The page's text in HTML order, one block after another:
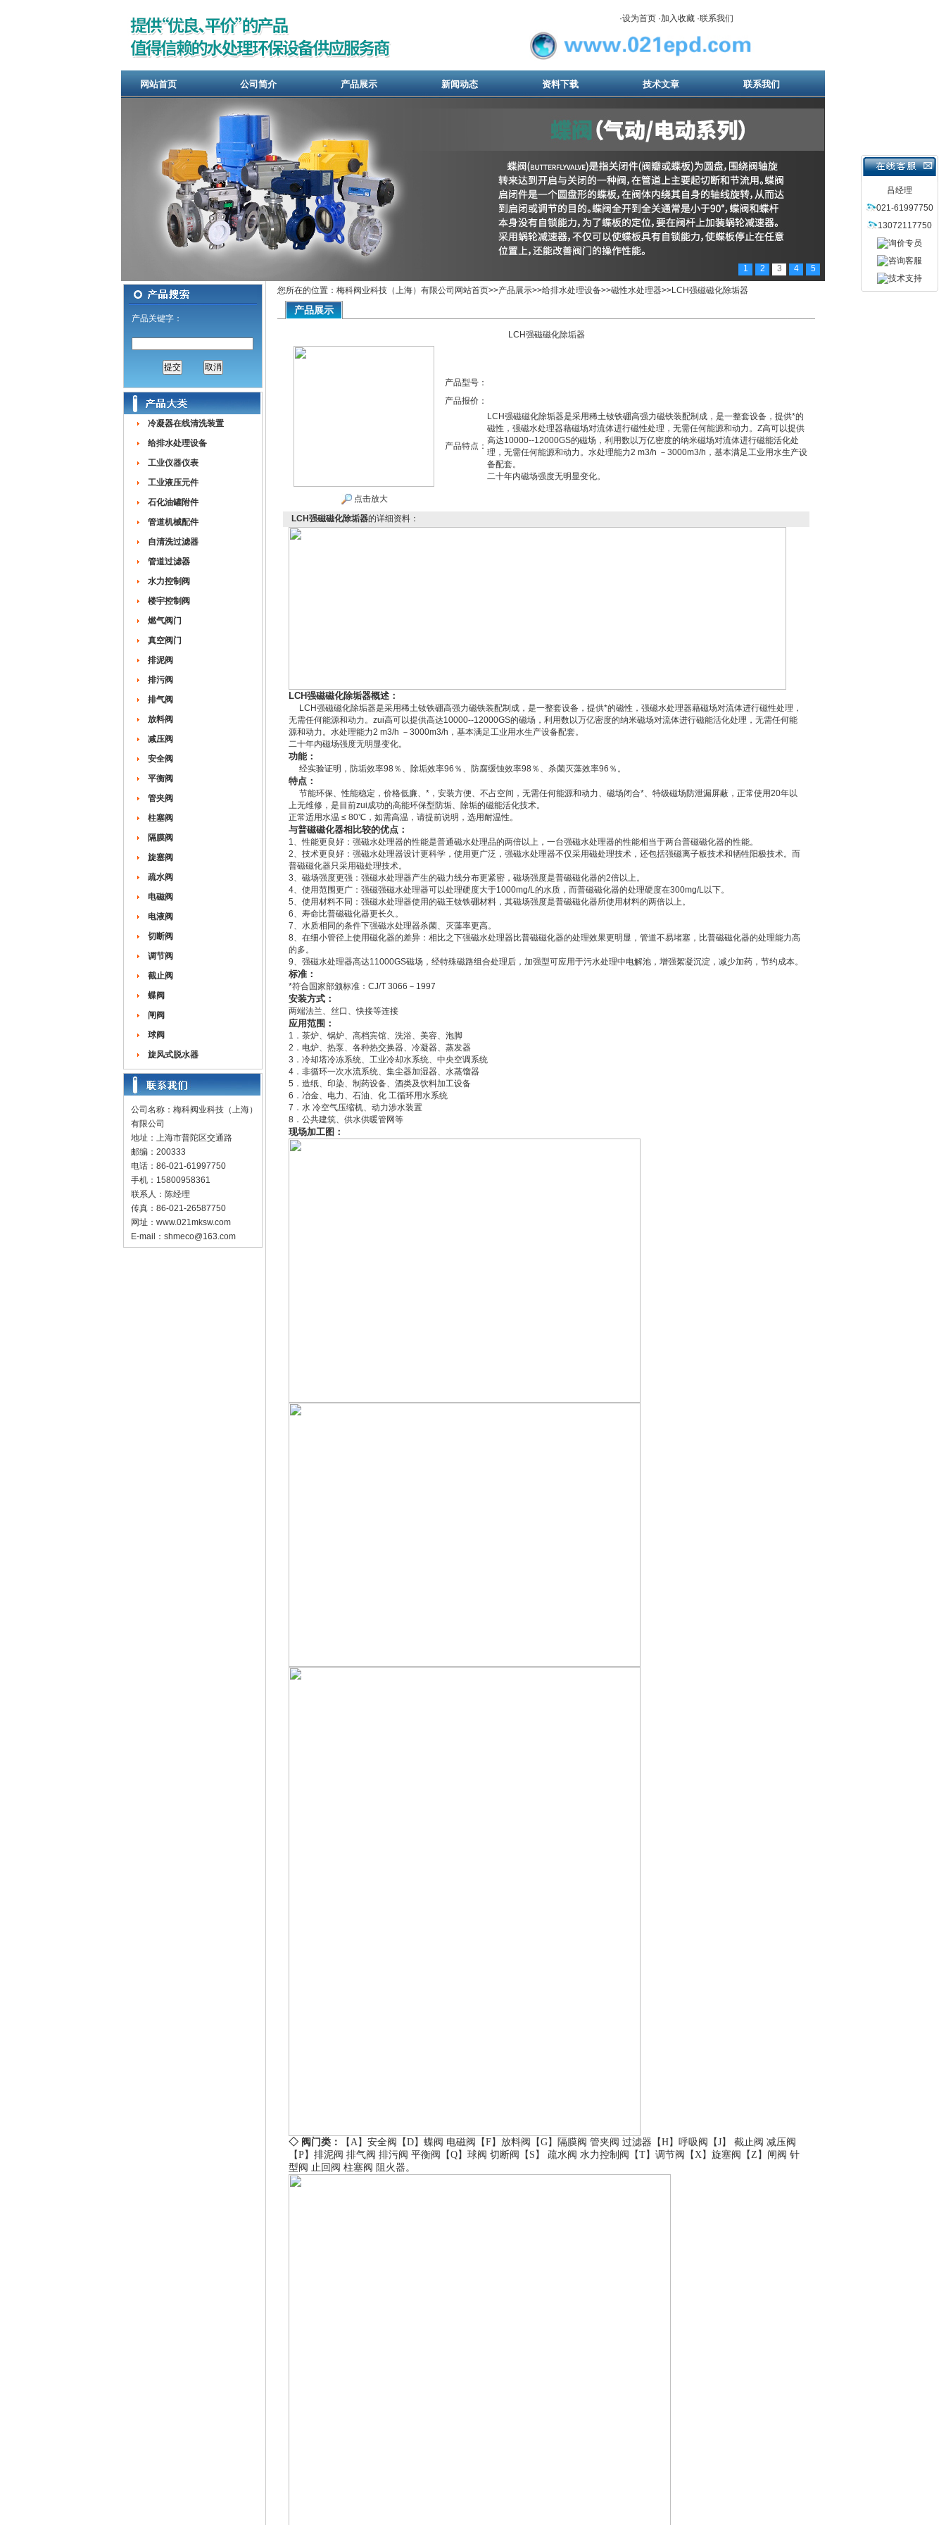
·设为首页 ·加入收藏 ·联系我们
网站首页 公司简介 产品展示 新闻动态 资料下载 技术文章 联系我们
1 2 3 4 5
吕经理
021-61997750
13072117750
产品关键字：
冷凝器在线清洗装置
给排水处理设备
工业仪器仪表
工业液压元件
石化油罐附件
管道机械配件
自清洗过滤器
管道过滤器
水力控制阀
楼宇控制阀
燃气阀门
真空阀门
排泥阀
排污阀
排气阀
放料阀
减压阀
安全阀
平衡阀
管夹阀
柱塞阀
隔膜阀
旋塞阀
疏水阀
电磁阀
电液阀
切断阀
调节阀
截止阀
蝶阀
闸阀
球阀
旋风式脱水器
公司名称：梅科阀业科技（上海）
有限公司
地址：上海市普陀区交通路
邮编：200333
电话：86-021-61997750
手机：15800958361
联系人：陈经理
传真：86-021-26587750
网址： www.021mksw.com
E-mail： shmeco@163.com
您所在的位置：梅科阀业科技（上海）有限公司网站首页>>产品展示>>给排水处理设备>>磁性水处理器>>LCH强磁磁化除垢器
产品展示
LCH强磁磁化除垢器
点击放大
产品型号：
产品报价：
产品特点：
LCH强磁磁化除垢器是采用稀土钕铁硼高强力磁铁装配制成，是一整套设备，提供*的
磁性，强磁水处理器藉磁场对流体进行磁性处理，无需任何能源和动力。Z高可以提供
高达10000--12000GS的磁场，利用数以万亿密度的纳米磁场对流体进行磁能活化处
理，无需任何能源和动力。水处理能力2 m3/h －3000m3/h，基本满足工业用水生产设
备配套。
二十年内磁场强度无明显变化。
LCH强磁磁化除垢器的详细资料：
LCH强磁磁化除垢器概述：
LCH强磁磁化除垢器是采用稀土钕铁硼高强力磁铁装配制成，是一整套设备，提供*的磁性，强磁水处理器藉磁场对流体进行磁性处理，
无需任何能源和动力。zui高可以提供高达10000--12000GS的磁场，利用数以万亿密度的纳米磁场对流体进行磁能活化处理，无需任何能
源和动力。水处理能力2 m3/h －3000m3/h，基本满足工业用水生产设备配套。
二十年内磁场强度无明显变化。
功能：
经实验证明，防垢效率98％、除垢效率96％、防腐缓蚀效率98％、杀菌灭藻效率96％。
特点：
节能环保、性能稳定，价格低廉、*，安装方便、不占空间，无需任何能源和动力、磁场闭合*、特级磁场防泄漏屏蔽，正常使用20年以
上无维修，是目前zui成功的高能环保型防垢、除垢的磁能活化技术。
正常适用水温 ≤ 80℃，如需高温，请提前说明，选用耐温性。
与普磁磁化器相比较的优点：
1、性能更良好：强磁水处理器的性能是普通磁水处理品的两倍以上，一台强磁水处理器的性能相当于两台普磁磁化器的性能。
2、技术更良好：强磁水处理器设计更科学，使用更广泛，强磁水处理器不仅采用磁处理技术，还包括强磁离子板技术和牺牲阳极技术。而
普磁磁化器只采用磁处理技术。
3、磁场强度更强：强磁水处理器产生的磁力线分布更紧密，磁场强度是普磁磁化器的2倍以上。
4、使用范围更广：强磁强磁水处理器可以处理硬度大于1000mg/L的水质，而普磁磁化器的处理硬度在300mg/L以下。
5、使用材料不同：强磁水处理器使用的磁王钕铁硼材料，其磁场强度是普磁磁化器所使用材料的两倍以上。
6、寿命比普磁磁化器更长久。
7、水质相同的条件下强磁水处理器杀菌、灭藻率更高。
8、在细小管径上使用磁化器的差异：相比之下强磁水处理器比普磁磁化器的处理效果更明显，管道不易堵塞，比普磁磁化器的处理能力高
的多。
9、强磁水处理器高达11000GS磁场，经特殊磁路组合处理后，加强型可应用于污水处理中电解池，增强絮凝沉淀，减少加药，节约成本。
标准：
*符合国家部颁标准：CJ/T 3066－1997
安装方式：
两端法兰、丝口、快接等连接
应用范围：
1．茶炉、锅炉、高档宾馆、洗浴、美容、泡脚
2．电炉、热泵、各种热交换器、冷凝器、蒸发器
3．冷却塔冷冻系统、工业冷却水系统、中央空调系统
4．非循环一次水流系统、集尘器加湿器、水蒸馏器
5．造纸、印染、制药设备、酒类及饮料加工设备
6．冶金、电力、石油、化 工循环用水系统
7．水 冷空气压缩机、动力涉水装置
8．公共建筑、供水供暖管网等
现场加工图：
◇ 阀门类： 【A】 安全阀 【D】 蝶阀 电磁阀 【F】 放料阀 【G】 隔膜阀 管夹阀 过滤器 【H】 呼吸阀 【J】 截止阀 减压阀
【P】 排泥阀 排气阀 排污阀 平衡阀 【Q】 球阀 切断阀 【S】 疏水阀 水力控制阀 【T】 调节阀 【X】 旋塞阀 【Z】 闸阀 针
型阀 止回阀 柱塞阀 阻火器。